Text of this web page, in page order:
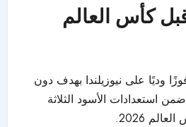
قبل كأس العالم
وديًا على نيوزيلندا بهدف دون
استعدادات الأسود الثلاثة
2026.